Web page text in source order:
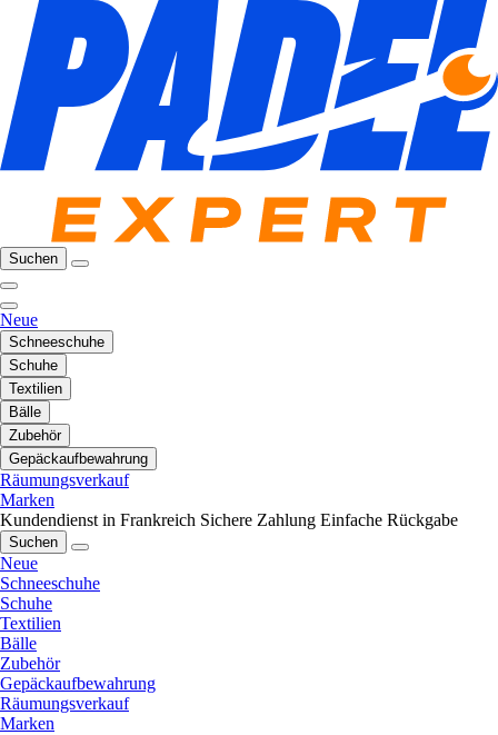
Suchen
Neue
Schneeschuhe
Schuhe
Textilien
Bälle
Zubehör
Gepäckaufbewahrung
Räumungsverkauf
Marken
Kundendienst in Frankreich Sichere Zahlung Einfache Rückgabe
Suchen
Neue
Schneeschuhe
Schuhe
Textilien
Bälle
Zubehör
Gepäckaufbewahrung
Räumungsverkauf
Marken